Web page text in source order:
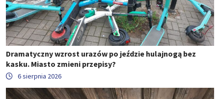
Dramatyczny wzrost urazów po jeździe hulajnogą bez
kasku. Miasto zmieni przepisy?
6 sierpnia 2026